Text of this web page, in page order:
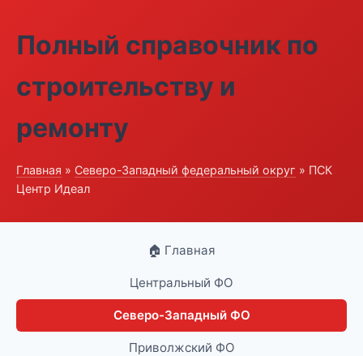
Полный справочник по
строительству и
ремонту
Главная » Северо-Западный федеральный округ » ПСК
Центр Идеал
🏠 Главная
Центральный ФО
Северо-Западный ФО
Приволжский ФО